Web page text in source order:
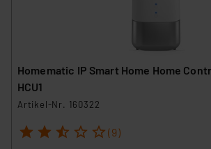
Homematic IP Smart Home Home
HCU1
Artikel-Nr. 160322
1 2 3 4 5 (9)